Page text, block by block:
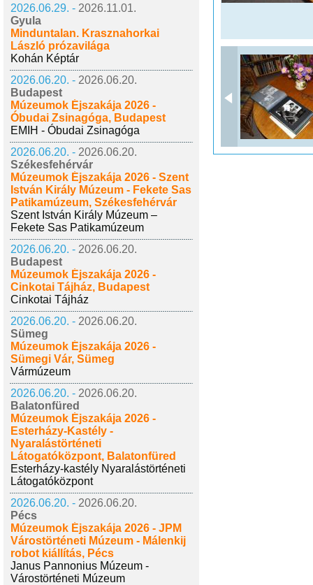
2026.06.29. - 2026.11.01.
Gyula
Minduntalan. Krasznahorkai
László prózavilága
Kohán Képtár
2026.06.20. - 2026.06.20.
Budapest
Múzeumok Éjszakája 2026 -
Óbudai Zsinagóga, Budapest
EMIH - Óbudai Zsinagóga
2026.06.20. - 2026.06.20.
Székesfehérvár
Múzeumok Éjszakája 2026 - Szent
István Király Múzeum - Fekete Sas
Patikamúzeum, Székesfehérvár
Szent István Király Múzeum –
Fekete Sas Patikamúzeum
2026.06.20. - 2026.06.20.
Budapest
Múzeumok Éjszakája 2026 -
Cinkotai Tájház, Budapest
Cinkotai Tájház
2026.06.20. - 2026.06.20.
Sümeg
Múzeumok Éjszakája 2026 -
Sümegi Vár, Sümeg
Vármúzeum
2026.06.20. - 2026.06.20.
Balatonfüred
Múzeumok Éjszakája 2026 -
Esterházy-Kastély -
Nyaralástörténeti
Látogatóközpont, Balatonfüred
Esterházy-kastély Nyaralástörténeti
Látogatóközpont
2026.06.20. - 2026.06.20.
Pécs
Múzeumok Éjszakája 2026 - JPM
Várostörténeti Múzeum - Málenkij
robot kiállítás, Pécs
Janus Pannonius Múzeum -
Várostörténeti Múzeum